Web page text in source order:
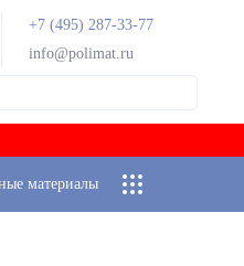
+7 (495) 287-33-77
info@polimat.ru
материалы